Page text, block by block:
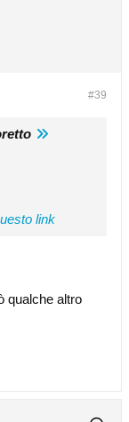
#39
link
qualche altro